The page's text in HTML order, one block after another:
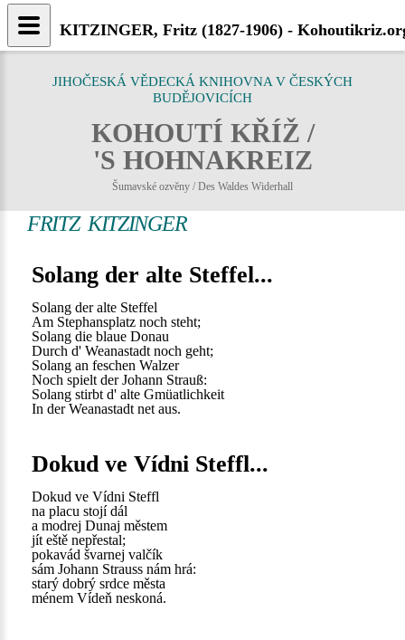
JIHOČESKÁ VĚDECKÁ KNIHOVNA V ČESKÝCH
BUDĚJOVICÍCH
KOHOUTÍ KŘÍŽ /
'S HOHNAKREIZ
Šumavské ozvěny / Des Waldes Widerhall
FRITZ KITZINGER
Solang der alte Steffel...
Solang der alte Steffel
Am Stephansplatz noch steht;
Solang die blaue Donau
Durch d' Weanastadt noch geht;
Solang an feschen Walzer
Noch spielt der Johann Strauß:
Solang stirbt d' alte Gmüatlichkeit
In der Weanastadt net aus.
Dokud ve Vídni Steffl...
Dokud ve Vídni Steffl
na placu stojí dál
a modrej Dunaj městem
jít eště nepřestal;
pokavád švarnej valčík
sám Johann Strauss nám hrá:
starý dobrý srdce města
ménem Vídeň neskoná.
KITZINGER, Fritz (1827-1906) -